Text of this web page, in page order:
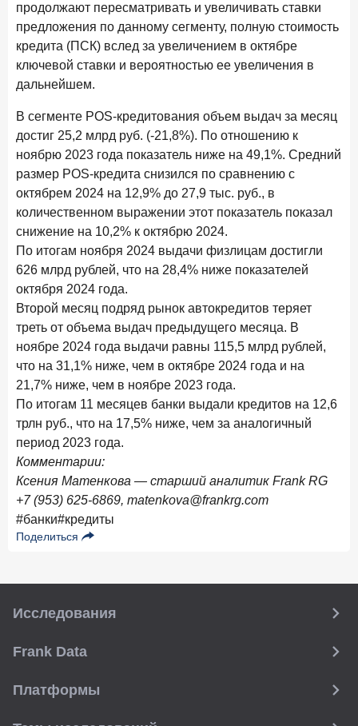
В борьбе за сбережения россиян банки учатся
понимать контекст
28 мая 2026 года ИССЛЕДОВАНИЕ
Доверие становится главным фактором на рынке
25 мая 2026 года ИССЛЕДОВАНИЕ
Ипотека в России: итоги апреля 2026 года в цифрах
13 мая 2026 года
«Ни один зарубежный private банк не может
сравниться с российским»
6 мая 2026 года ИССЛЕДОВАНИЕ
По итогам апреля 2026 года объем выдач кредитов
составил 968 млрд руб.
29 апреля 2026 года
Конкуренция на рынке инвестиционно-страховых
продуктов усиливается
28 апреля 2026 года
Привязанность побеждает ставку? Как выбирают банк
для сбережений в 2026 году
27 апреля 2026 года
Банки скорректировали доходность вкладов после
снижения ключевой ставки до 14,5%
Цифра дня
8,95 год к году
Ипотека. Итоги работы крупнейших ипотечных банков
продолжают пересматривать и увеличивать ставки
предложения по данному сегменту, полную стоимость
кредита (ПСК) вслед за увеличением в октябре
ключевой ставки и вероятностью ее увеличения в
дальнейшем.
В сегменте POS-кредитования объем выдач за месяц
достиг 25,2 млрд руб. (-21,8%). По отношению к
ноябрю 2023 года показатель ниже на 49,1%. Средний
размер POS-кредита снизился по сравнению с
октябрем 2024 на 12,9% до 27,9 тыс. руб., в
количественном выражении этот показатель показал
снижение на 10,2% к октябрю 2024.
По итогам ноября 2024 выдачи физлицам достигли
626 млрд рублей, что на 28,4% ниже показателей
октября 2024 года.
Второй месяц подряд рынок автокредитов теряет
треть от объема выдач предыдущего месяца. В
ноябре 2024 года выдачи равны 115,5 млрд рублей,
что на 31,1% ниже, чем в октябре 2024 года и на
21,7% ниже, чем в ноябре 2023 года.
По итогам 11 месяцев банки выдали кредитов на 12,6
трлн руб., что на 17,5% ниже, чем за аналогичный
период 2023 года.
Комментарии:
Ксения Матенкова — старший аналитик Frank RG
+7 (953) 625-6869, matenkova@frankrg.com
#банки#кредиты
Поделиться
Исследования
Frank Data
Платформы